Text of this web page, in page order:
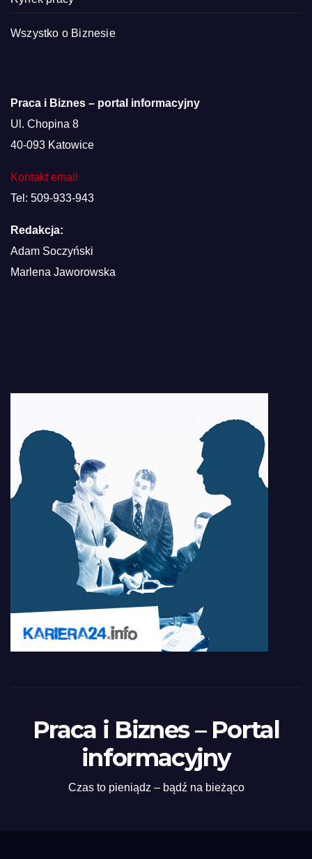
Wszystko o Biznesie
Praca i Biznes – portal informacyjny
Ul. Chopina 8
40-093 Katowice
Kontakt email
Tel: 509-933-943
Redakcja:
Adam Soczyński
Marlena Jaworowska
Praca i Biznes – Portal
informacyjny
Czas to pieniądz – bądź na bieżąco